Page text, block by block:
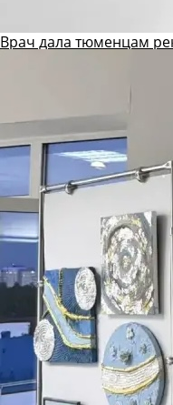
Врач дала тюменцам